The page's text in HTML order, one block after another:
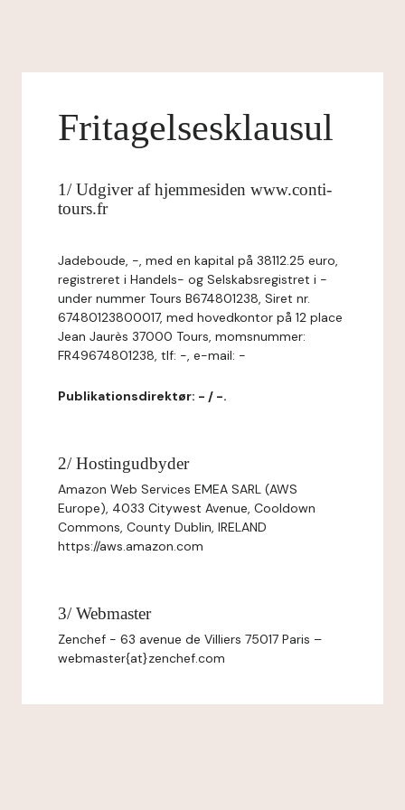
Fritagelsesklausul
1/ Udgiver af hjemmesiden www.conti-
tours.fr
Jadeboude, -, med en kapital på 38112.25 euro,
registreret i Handels- og Selskabsregistret i -
under nummer Tours B674801238, Siret nr.
67480123800017, med hovedkontor på 12 place
Jean Jaurès 37000 Tours, momsnummer:
FR49674801238, tlf: -, e-mail: -
Publikationsdirektør: - / -.
2/ Hostingudbyder
Amazon Web Services EMEA SARL (AWS
Europe), 4033 Citywest Avenue, Cooldown
Commons, County Dublin, IRELAND
https://aws.amazon.com
3/ Webmaster
Zenchef - 63 avenue de Villiers 75017 Paris –
webmaster{at}zenchef.com